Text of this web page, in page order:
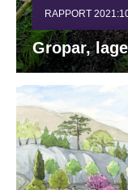
RAPPORT
Gropar,